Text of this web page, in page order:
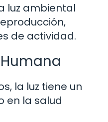
luz ambiental
de actividad.
Humana
la luz tiene un
en la salud